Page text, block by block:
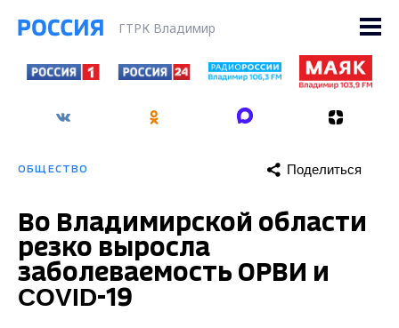
ГТРК Владимир
ОБЩЕСТВО Поделиться
Во Владимирской области
резко выросла
заболеваемость ОРВИ и
COVID-19